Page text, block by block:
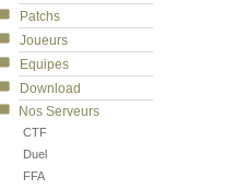
Patchs
Joueurs
Equipes
Download
Nos Serveurs
CTF
Duel
FFA